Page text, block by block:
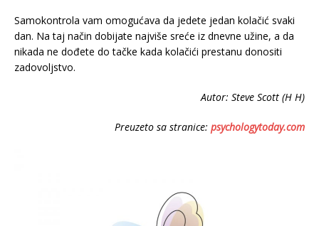
Samokontrola vam omogućava da jedete jedan kolačić svaki
dan. Na taj način dobijate najviše sreće iz dnevne užine, a da
nikada ne dođete do tačke kada kolačići prestanu donositi
zadovoljstvo.
Autor: Steve Scott (H H)
Preuzeto sa stranice: psychologytoday.com